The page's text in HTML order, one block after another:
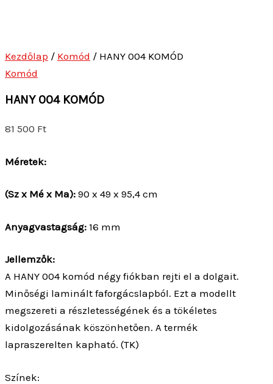
Kezdőlap / Komód / HANY 004 KOMÓD
Komód
HANY 004 KOMÓD
81 500 Ft
Méretek:
(Sz x Mé x Ma): 90 x 49 x 95,4 cm
Anyagvastagság: 16 mm
Jellemzők:
A HANY 004 komód négy fiókban rejti el a dolgait.
Minőségi laminált faforgácslapból. Ezt a modellt
megszereti a részletességének és a tökéletes
kidolgozásának köszönhetően. A termék
lapraszerelten kapható. (TK)
Színek: